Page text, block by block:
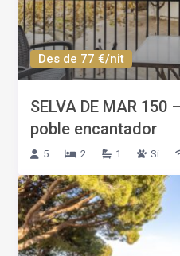
Des de 77 €/nit
SELVA DE MAR
poble encantador
5 2 1 Si